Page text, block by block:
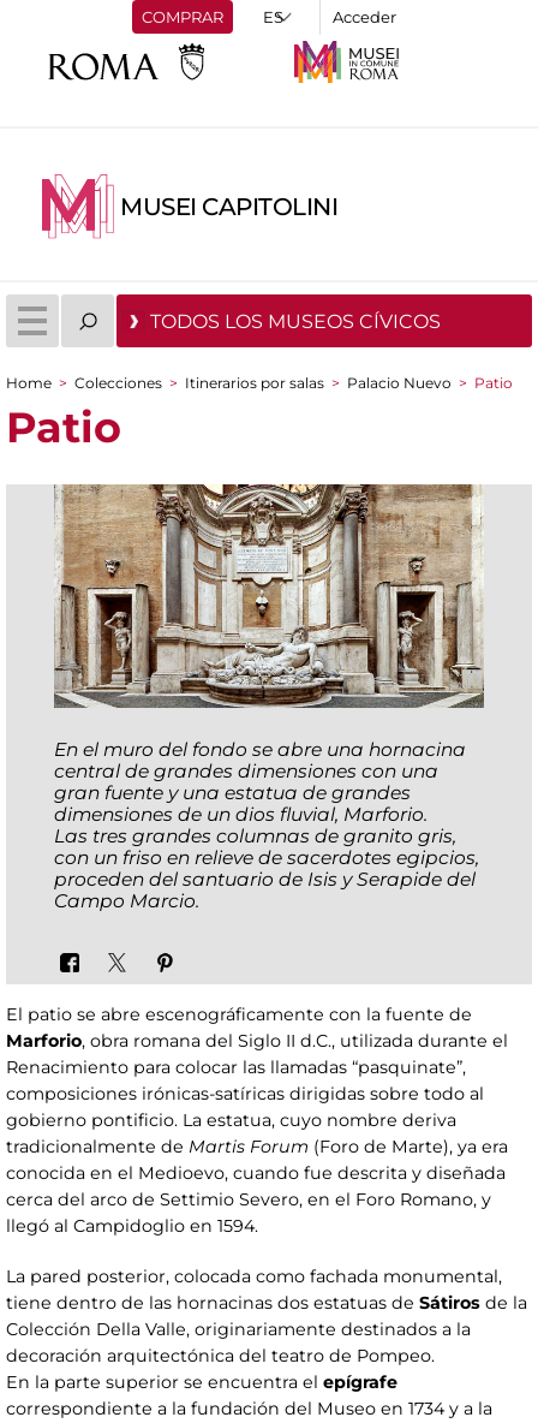
COMPRAR Acceder
MUSEI CAPITOLINI
TODOS LOS MUSEOS CÍVICOS
You are here
Home > Colecciones > Itinerarios por salas > Palacio Nuevo > Patio
Patio
En el muro del fondo se abre una hornacina
central de grandes dimensiones con una
gran fuente y una estatua de grandes
dimensiones de un dios fluvial, Marforio.
Las tres grandes columnas de granito gris,
con un friso en relieve de sacerdotes egipcios,
proceden del santuario de Isis y Serapide del
Campo Marcio.
El patio se abre escenográficamente con la fuente de
Marforio, obra romana del Siglo II d.C., utilizada durante el
Renacimiento para colocar las llamadas “pasquinate”,
composiciones irónicas-satíricas dirigidas sobre todo al
gobierno pontificio. La estatua, cuyo nombre deriva
tradicionalmente de Martis Forum (Foro de Marte), ya era
conocida en el Medioevo, cuando fue descrita y diseñada
cerca del arco de Settimio Severo, en el Foro Romano, y
llegó al Campidoglio en 1594.
La pared posterior, colocada como fachada monumental,
tiene dentro de las hornacinas dos estatuas de Sátiros de la
Colección Della Valle, originariamente destinados a la
decoración arquitectónica del teatro de Pompeo.
En la parte superior se encuentra el epígrafe
correspondiente a la fundación del Museo en 1734 y a la